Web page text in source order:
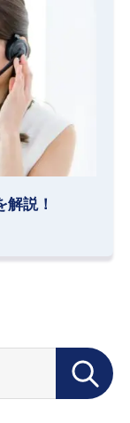
説！